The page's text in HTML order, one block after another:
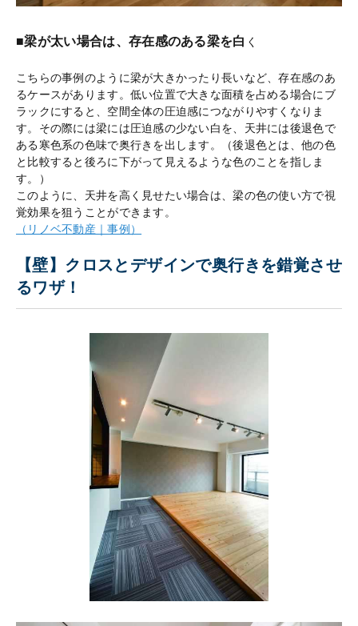
■梁が太い場合は、存在感のある梁を白 く
こちらの事例のように梁が大きかったり長いなど、存在感のあ
るケースがあります。低い位置で大きな面積を占める場合にブ
ラックにすると、空間全体の圧迫感につながりやすくなりま
す。その際には梁には圧迫感の少ない白を、天井には後退色で
ある寒色系の色味で奥行きを出します。（後退色とは、他の色
と比較すると後ろに下がって見えるような色のことを指しま
す。）
このように、天井を高く見せたい場合は、梁の色の使い方で視
覚効果を狙うことができます。
（リノベ不動産｜事例）
【壁】クロスとデザインで奥行きを錯覚させ
るワザ！